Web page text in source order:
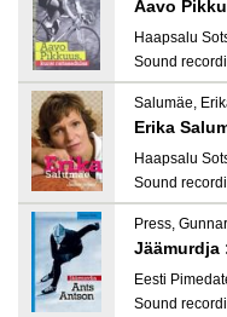
Aavo
Haapsalu
Sound
Salumäe,
Erika
Haapsalu
Sound
Press, Gunnar
Jäämurdja
Eesti
Sound